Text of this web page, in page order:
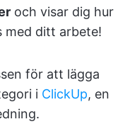
och visar dig hur
med ditt arbete!
för att lägga
i ClickUp, en